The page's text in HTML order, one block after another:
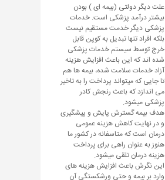
علت دیگر دولتی (بیمه ای ) بودن
بیشتر درآمد پزشکی است. خدمات
پزشکی دیگر خدمت مستقیم نیست
بلکه افراد تنها تبدیل به کوپن قابل
خرج توسط سیستم خدمات پزشکی
شده اند که این باعث افزایش هزینه
آزاد خدمات سلامت شده، بیمه ها هم
تا جایی که میتواند پرداخت را به تاخیر
می اندازد که باعث رنجش کادر
پزشکی میشود.
هدف بیمه گسترش پایش و پیشگیری
و در نهایت کاهش هزینه عمومی
درمان است که متاسفانه در کشور ما
هنوز به عنوان راهی برای پرداخت
هزینه درمان تلقی میشود.
این نگرش باعث افزایش هزینه های
وارد بر بیمه و حتی ورشکستگی آن